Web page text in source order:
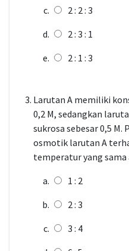
2 : 2 : 3
2 : 3 : 1
2 : 1 : 3
Larutan A memiliki
0,2 M, sedangkan
sukrosa sebesar 0,5
osmotik larutan A
temperatur yang sama
1 : 2
2 : 3
3 : 4